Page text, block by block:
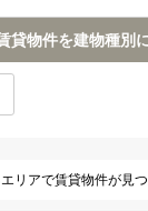
貸物件を建物種別
リアで賃貸物件が見つ